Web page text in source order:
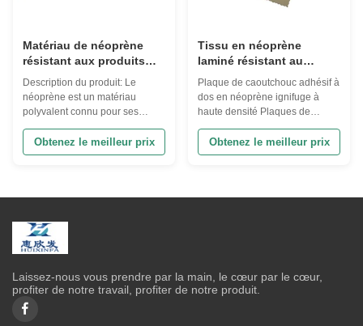
Matériau de néoprène
résistant aux produits
chimiques de 3 mm
Description du produit: Le
néoprène est un matériau
polyvalent connu pour ses
propriétés imperméables à
l'eau.Le néoprène est doux au
toucher., offrant une expérience
caractéristiques du matériau en
imperméable, ce qui le ...
Obtenez le meilleur prix
Tissu en néoprène
laminé résistant au
rétrécissement de 2M,
haute densité
Plaque de caoutchouc adhésif à
dos en néoprène ignifuge à
haute densité Plaques de
mousse CR Spécifications des
feuilles de caoutchouc mousse
noire Matériel CR néoprène
2M ou 10M - 50M ou sur mesure
Obtenez le meilleur prix
Laissez-nous vous prendre par la main, le cœur par le cœur,
profiter de notre travail, profiter de notre produit.